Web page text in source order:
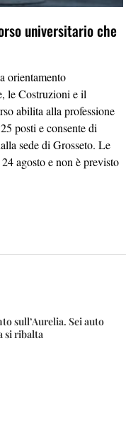
universitario che
orientamento
le Costruzioni e il
abilita alla professione
posti e consente di
sede di Grosseto. Le
agosto e non è previsto
sull’Aurelia. Sei auto
si ribalta